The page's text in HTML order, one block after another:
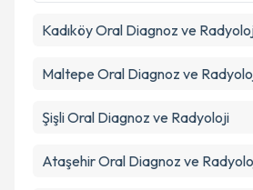
KadıköyOral Diagnoz ve
Maltepe Oral Diagnoz ve
ŞişliOral Diagnoz ve Radyoloji
AtaşehirOral Diagnoz ve